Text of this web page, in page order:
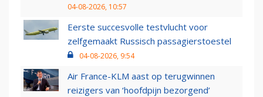
04-08-2026, 10:57
Eerste succesvolle testvlucht voor
zelfgemaakt Russisch passagierstoestel
04-08-2026, 9:54
Air France-KLM aast op terugwinnen
reizigers van ‘hoofdpijn bezorgend’